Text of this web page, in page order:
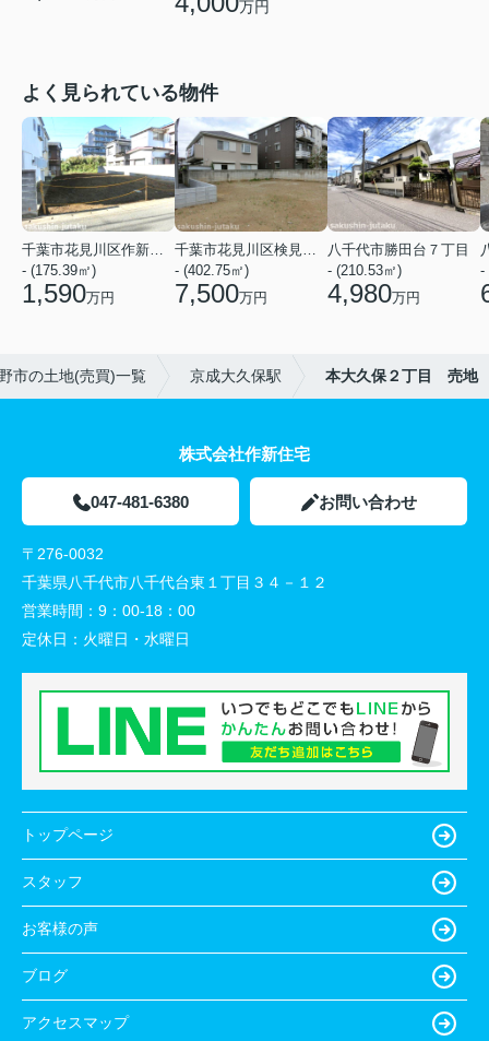
万円
よく見られている物件
- (175.39㎡)
1,590万円
- (402.75㎡)
7,500万円
八千代市勝田台７丁目
- (210.53㎡)
4,980万円
-
市の土地(売買)一覧 京成大久保駅 本大久保２丁目 売地
株式会社作新住宅
047-481-6380 お問い合わせ
〒276-0032
千葉県八千代市八千代台東１丁目３４－１２
営業時間： 9：00-18：00
定休日： 火曜日・水曜日
トップページ
スタッフ
お客様の声
ブログ
アクセスマップ